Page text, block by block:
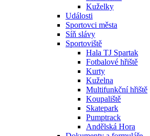
Kuželky
Události
Sportovci města
Síň slávy
Sportoviště
Hala TJ Spartak
Fotbalové hřiště
Kurty
Kuželna
Multifunkční hřiště
Koupaliště
Skatepark
Pumptrack
Andělská Hora